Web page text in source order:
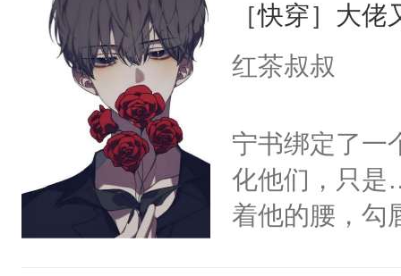
［快穿］大
红茶叔叔
宁书绑定了一
化他们，只是
着他的腰，勾